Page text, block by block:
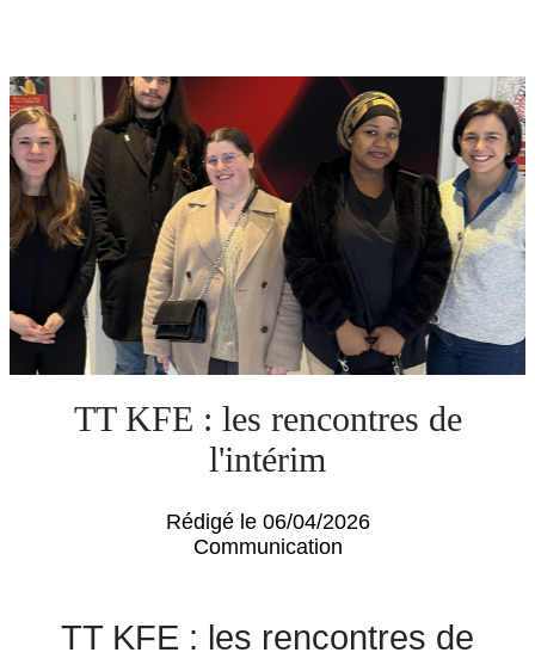
TT KFE : les rencontres de
l'intérim
Rédigé le 06/04/2026
Communication
TT KFE : les rencontres de